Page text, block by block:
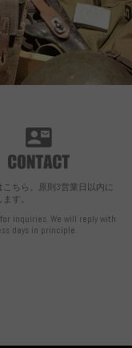
こちら。原則3営業日以内に
す。
inquiries. We will reply with
days in principle.